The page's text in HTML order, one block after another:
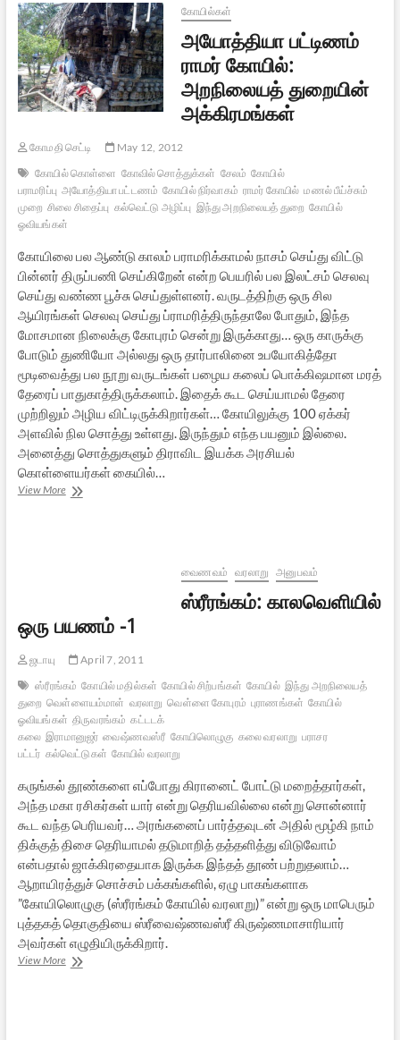
கூட்டு
அராஜகம்
கோயில்கள்
அயோத்தியா பட்டிணம்
ராமர் கோயில்:
அறநிலையத் துறையின்
அக்கிரமங்கள்
கோமதி செட்டி
May 12, 2012
கோயில் கொள்ளை கோவில் சொத்துக்கள் சேலம் கோயில்
பராமரிப்பு அயோத்தியா பட்டணம் கோயில் நிர்வாகம் ராமர் கோயில் மணல் பீய்ச்சும்
முறை சிலை சிதைப்பு கல்வெட்டு அழிப்பு இந்து அறநிலையத் துறை கோயில்
ஓவியங்கள்
கோயிலை பல ஆண்டு காலம் பராமரிக்காமல் நாசம் செய்து விட்டு
பின்னர் திருப்பணி செய்கிறேன் என்ற பெயரில் பல இலட்சம் செலவு
செய்து வண்ண பூச்சு செய்துள்ளனர். வருடத்திற்கு ஒரு சில
ஆயிரங்கள் செலவு செய்து ப்ராமரித்திருந்தாலே போதும், இந்த
மோசமான நிலைக்கு கோபுரம் சென்று இருக்காது… ஒரு காருக்கு
போடும் துணியோ அல்லது ஒரு தார்பாலினை உபயோகித்தோ
மூடிவைத்து பல நூறு வருடங்கள் பழைய கலைப் பொக்கிஷமான மரத்
தேரைப் பாதுகாத்திருக்கலாம். இதைக் கூட செய்யாமல் தேரை
முற்றிலும் அழிய விட்டிருக்கிறார்கள்… கோயிலுக்கு 100 ஏக்கர்
அளவில் நில சொத்து உள்ளது. இருந்தும் எந்த பயனும் இல்லை.
அனைத்து சொத்துகளும் திராவிட இயக்க அரசியல்
கொள்ளையர்கள் கையில்…
View Moreஅயோத்தியா
வைணவம் வரலாறு அனுபவம்
ஸ்ரீரங்கம்: காலவெளியில்
ஒரு பயணம் -1
ஜடாயு
April 7, 2011
ஸ்ரீரங்கம் கோயில் மதில்கள் கோயில் சிற்பங்கள் கோயில் இந்து அறநிலையத்
துறை வெள்ளையம்மாள் வரலாறு வெள்ளை கோபுரம் புராணங்கள் கோயில்
ஓவியங்கள் திருவரங்கம் கட்டடக்
கலை இராமானுஜர் வைஷ்ணவஸ்ரீ கோயிலொழுகு கலை வரலாறு பராசர
பட்டர் கல்வெட்டுகள் கோயில் வரலாறு
கருங்கல் தூண்களை எப்போது கிரானைட் போட்டு மறைத்தார்கள்,
அந்த மகா ரசிகர்கள் யார் என்று தெரியவில்லை என்று சொன்னார்
கூட வந்த பெரியவர்… அரங்கனைப் பார்த்தவுடன் அதில் மூழ்கி நாம்
திக்குத் திசை தெரியாமல் தடுமாறித் தத்தளித்து விடுவோம்
என்பதால் ஜாக்கிரதையாக இருக்க இந்தத் தூண் பற்றுதலாம்…
ஆறாயிரத்துச் சொச்சம் பக்கங்களில், ஏழு பாகங்களாக
”கோயிலொழுகு (ஸ்ரீரங்கம் கோயில் வரலாறு)” என்று ஒரு மாபெரும்
புத்தகத் தொகுதியை ஸ்ரீவைஷ்ணவஸ்ரீ கிருஷ்ணமாசாரியார்
அவர்கள் எழுதியிருக்கிறார்.
View Moreஸ்ரீரங்கம்: